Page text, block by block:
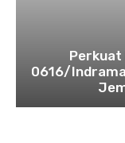
​Perkuat
0616/